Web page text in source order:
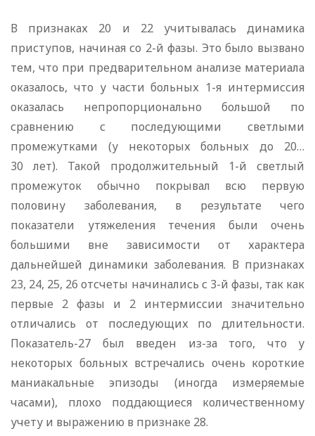
В признаках 20 и 22 учитывалась динамика
приступов, начиная со 2-й фазы. Это было вызвано
тем, что при предварительном анализе материала
оказалось, что у части больных 1-я интермиссия
оказалась непропорционально большой по
сравнению с последующими светлыми
промежутками (у некоторых больных до 20…
30 лет). Такой продолжительный 1-й светлый
промежуток обычно покрывал всю первую
половину заболевания, в результате чего
показатели утяжеления течения были очень
большими вне зависимости от характера
дальнейшей динамики заболевания. В признаках
23, 24, 25, 26 отсчеты начинались с 3-й фазы, так как
первые 2 фазы и 2 интермиссии значительно
отличались от последующих по длительности.
Показатель-27 был введен из-за того, что у
некоторых больных встречались очень короткие
маниакальные эпизоды (иногда измеряемые
часами), плохо поддающиеся количественному
учету и выражению в признаке 28.